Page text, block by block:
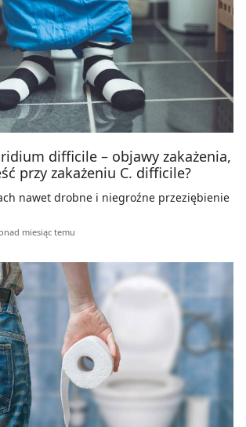
difficile – objawy zakażenia,
przy zakażeniu C. difficile?
nawet drobne i niegroźne przeziębienie
miesiąc temu